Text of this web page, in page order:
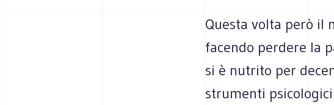
Questa volta però il
facendo perdere la
si è nutrito per
strumenti